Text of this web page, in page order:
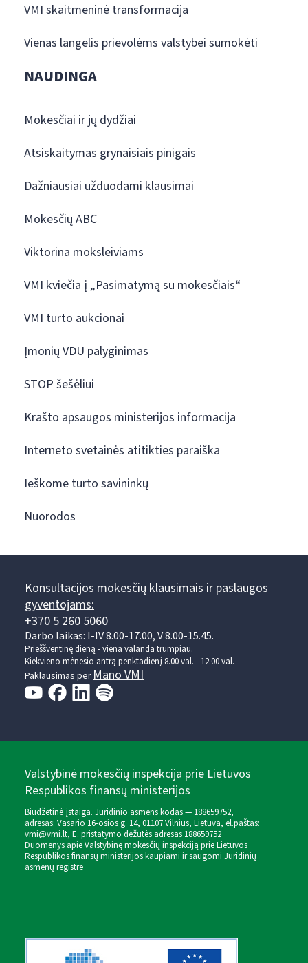
VMI skaitmeninė transformacija
Vienas langelis prievolėms valstybei sumokėti
NAUDINGA
Mokesčiai ir jų dydžiai
Atsiskaitymas grynaisiais pinigais
Dažniausiai užduodami klausimai
Mokesčių ABC
Viktorina moksleiviams
VMI kviečia į „Pasimatymą su mokesčiais“
VMI turto aukcionai
Įmonių VDU palyginimas
STOP šešėliui
Krašto apsaugos ministerijos informacija
Interneto svetainės atitikties paraiška
Ieškome turto savininkų
Nuorodos
Konsultacijos mokesčių klausimais ir paslaugos
gyventojams:
+370 5 260 5060
Darbo laikas: I-IV 8.00-17.00, V 8.00-15.45.
Prieššventinę dieną - viena valanda trumpiau.
Kiekvieno mėnesio antrą penktadienį 8.00 val. - 12.00 val.
Paklausimas perMano VMI
Valstybinė mokesčių inspekcija prie Lietuvos
Respublikos finansų ministerijos
Biudžetinė įstaiga. Juridinio asmens kodas — 188659752,
adresas: Vasario 16-osios g. 14, 01107 Vilnius, Lietuva, el.paštas:
vmi@vmi.lt, E. pristatymo dėžutės adresas 188659752
Duomenys apie Valstybinę mokesčių inspekciją prie Lietuvos
Respublikos finansų ministerijos kaupiami ir saugomi Juridinių
asmenų registre